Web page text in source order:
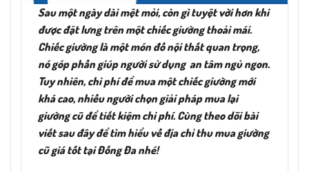
Sau một ngày dài mệt mỏi, còn gì tuyệt vời hơn khi
được đặt lưng trên một chiếc giường thoải mái.
Chiếc giường là một món đồ nội thất quan trọng,
nó góp phần giúp người sử dụng an tâm ngủ ngon.
Tuy nhiên, chi phí để mua một chiếc giường mới
khá cao, nhiều người chọn giải pháp mua lại
giường cũ để tiết kiệm chi phí. Cùng theo dõi bài
viết sau đây để tìm hiểu về địa chỉ thu mua giường
cũ giá tốt tại Đống Đa nhé!